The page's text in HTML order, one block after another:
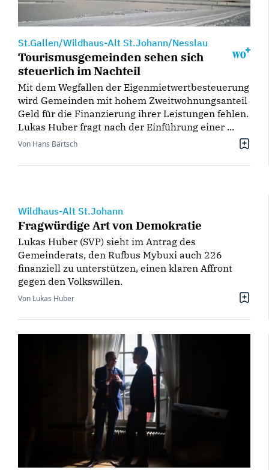
St.Gallen/Wildhaus-Alt St.Johann/Nesslau
Tourismusgemeinden sehen sich
steuerlich im Nachteil
Mit dem Wegfallen der Eigenmietwertbesteuerung
wird Gemeinden mit hohem Zweitwohnungsanteil
Geld für die Finanzierung ihrer Leistungen fehlen.
Lukas Huber fragt nach der Einführung einer ...
Von Hans Bärtsch
Wildhaus-Alt St.Johann
Fragwürdige Art von Demokratie
Lukas Huber (SVP) sieht im Antrag des
Gemeinderats, den Rufbus Mybuxi auch 226
finanziell zu unterstützen, einen klaren Affront
gegen den Volkswillen.
Von Lukas Huber